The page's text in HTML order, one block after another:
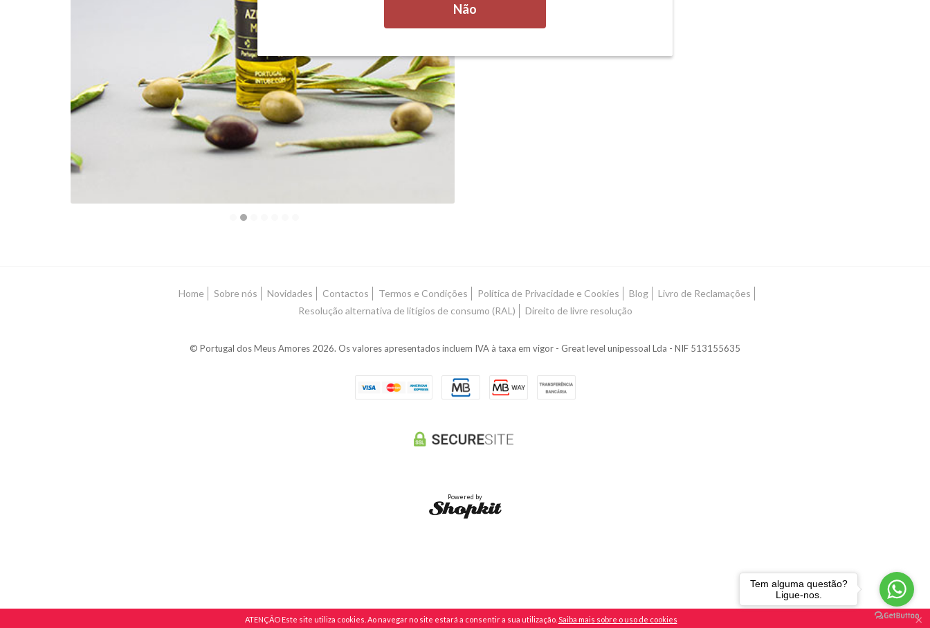
Home Sobre nós Novidades Contactos Termos e Condições Política de Privacidade e Cookies Blog
Livro de Reclamações
Resolução alternativa de litígios de consumo (RAL)
Direito de livre resolução
© Portugal dos Meus Amores 2026. Os valores apresentados incluem IVA à taxa em vigor - Great level unipessoal Lda - NIF 513155635
Powered by
Não
ATENÇÃO Este site utiliza cookies. Ao navegar no site estará a consentir a sua utilização. Saiba mais sobre o uso de cookies ×
Tem alguma questão?
Ligue-nos.